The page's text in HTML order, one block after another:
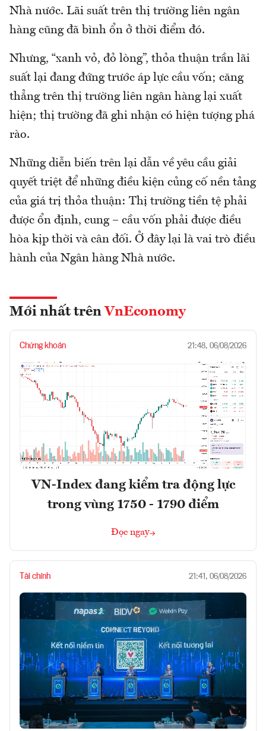
Nhà nước. Lãi suất trên thị trường liên ngân
hàng cũng đã bình ổn ở thời điểm đó.
Nhưng, “xanh vỏ, đỏ lòng”, thỏa thuận trần lãi
suất lại đang đứng trước áp lực cầu vốn; căng
thẳng trên thị trường liên ngân hàng lại xuất
hiện; thị trường đã ghi nhận có hiện tượng phá
rào.
Những diễn biến trên lại dẫn về yêu cầu giải
quyết triệt để những điều kiện củng cố nền tảng
của giá trị thỏa thuận: Thị trường tiền tệ phải
được ổn định, cung – cầu vốn phải được điều
hòa kịp thời và cân đối. Ở đây lại là vai trò điều
hành của Ngân hàng Nhà nước.
Mới nhất trên VnEconomy
Chứng khoán 21:48, 06/08/2026
VN-Index đang kiểm tra động lực
trong vùng 1750 - 1790 điểm
Đọc ngay
Tài chính 21:41, 06/08/2026